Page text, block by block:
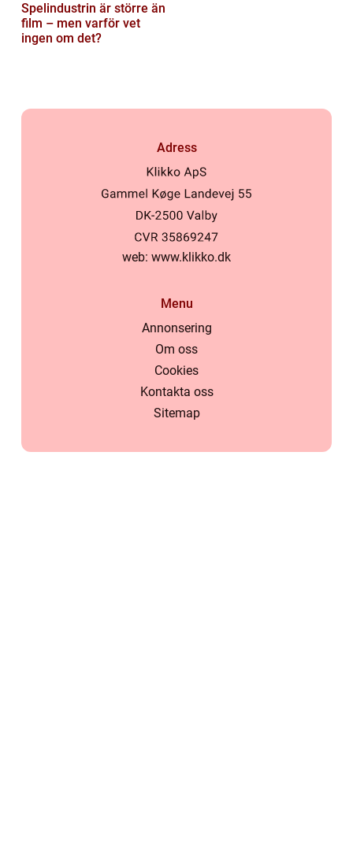
Spelindustrin är större än
film – men varför vet
ingen om det?
Adress
web: www.klikko.dk
Menu
Annonsering
Om oss
Cookies
Kontakta oss
Sitemap